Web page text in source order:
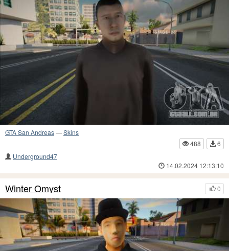
GTA San Andreas—Skins
488
6
Underground47
14.02.2024 12:13:10
0
Winter Omyst